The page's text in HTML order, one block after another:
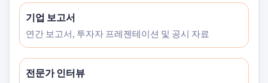
기업 보고서
연간 보고서, 투자자 프레젠테이션 및 공시 자료
전문가 인터뷰